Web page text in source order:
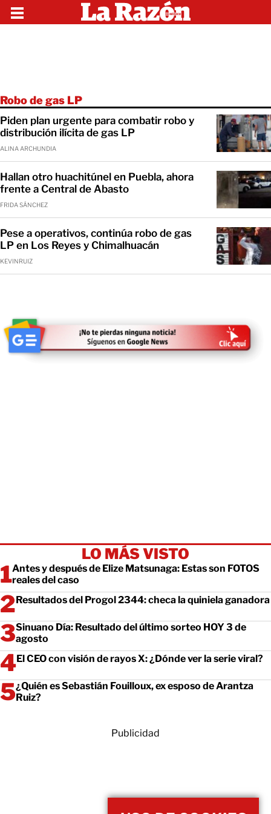
Robo de gas LP
Piden plan urgente para combatir robo y
distribución ilícita de gas LP
ALINA ARCHUNDIA
Hallan otro huachitúnel en Puebla, ahora
frente a Central de Abasto
FRIDA SÁNCHEZ
Pese a operativos, continúa robo de gas
LP en Los Reyes y Chimalhuacán
KEVINRUIZ
LO MÁS VISTO
Antes y después de Elize Matsunaga: Estas son FOTOS
reales del caso
Resultados del Progol 2344: checa la quiniela ganadora
Sinuano Día: Resultado del último sorteo HOY 3 de
agosto
El CEO con visión de rayos X: ¿Dónde ver la serie viral?
¿Quién es Sebastián Fouilloux, ex esposo de Arantza
Ruiz?
Publicidad